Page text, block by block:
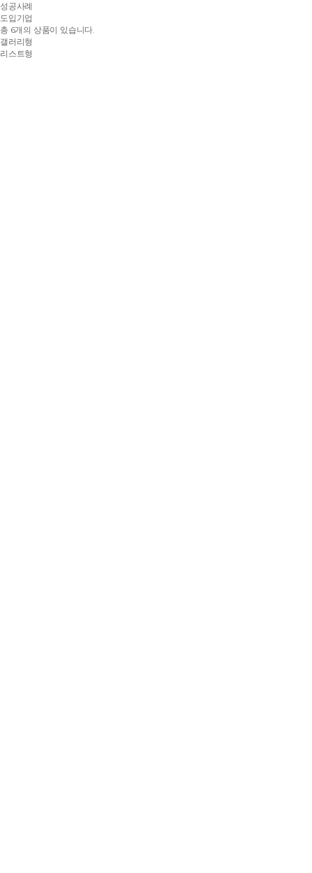
성공사례
도입기업
총 6개의 상품이 있습니다.
갤러리형
리스트형